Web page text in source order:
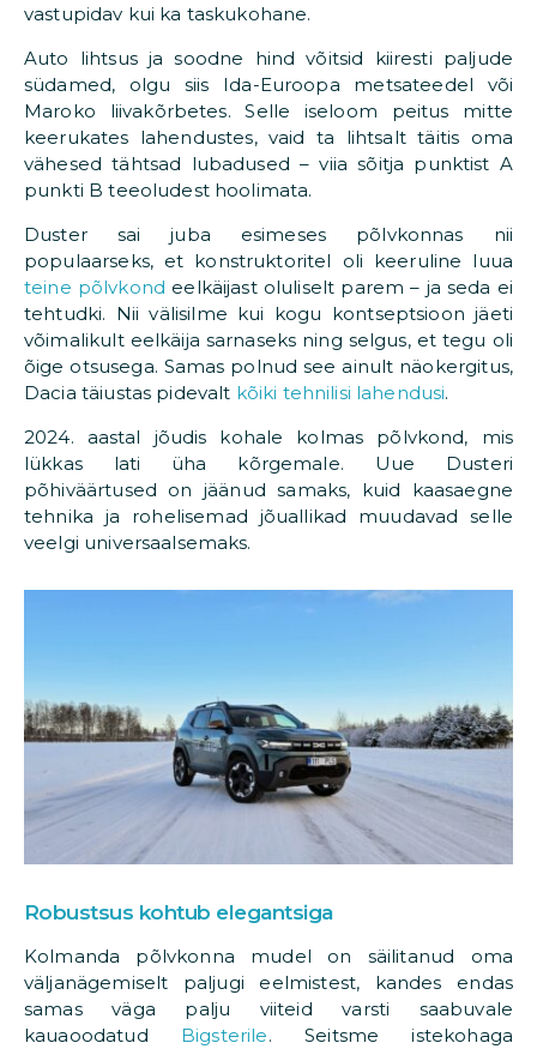
vastupidav kui ka taskukohane.
Auto lihtsus ja soodne hind võitsid kiiresti paljude
südamed, olgu siis Ida-Euroopa metsateedel või
Maroko liivakõrbetes. Selle iseloom peitus mitte
keerukates lahendustes, vaid ta lihtsalt täitis oma
vähesed tähtsad lubadused – viia sõitja punktist A
punkti B teeoludest hoolimata.
Duster sai juba esimeses põlvkonnas nii
populaarseks, et konstruktoritel oli keeruline luua
teine põlvkond eelkäijast oluliselt parem – ja seda ei
tehtudki. Nii välisilme kui kogu kontseptsioon jäeti
võimalikult eelkäija sarnaseks ning selgus, et tegu oli
õige otsusega. Samas polnud see ainult näokergitus,
Dacia täiustas pidevalt kõiki tehnilisi lahendusi.
2024. aastal jõudis kohale kolmas põlvkond, mis
lükkas lati üha kõrgemale. Uue Dusteri
põhiväärtused on jäänud samaks, kuid kaasaegne
tehnika ja rohelisemad jõuallikad muudavad selle
veelgi universaalsemaks.
Robustsus kohtub elegantsiga
Kolmanda põlvkonna mudel on säilitanud oma
väljanägemiselt paljugi eelmistest, kandes endas
samas väga palju viiteid varsti saabuvale
kauaoodatud Bigsterile. Seitsme istekohaga